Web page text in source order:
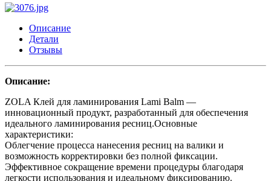
Описание
Детали
Отзывы
Описание:
ZOLA Клей для ламинирования Lami Balm —
инновационный продукт, разработанный для обеспечения
идеального ламинирования ресниц.Основные
характеристики:
Облегчение процесса нанесения ресниц на валики и
возможность корректировки без полной фиксации.
Эффективное сокращение времени процедуры благодаря
легкости использования и идеальному фиксированию.